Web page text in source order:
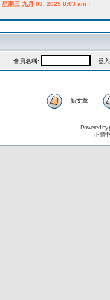
星期三 九月 03, 2025 8:03 am ]
會員名稱: 登入
新文章
Powered by
正體